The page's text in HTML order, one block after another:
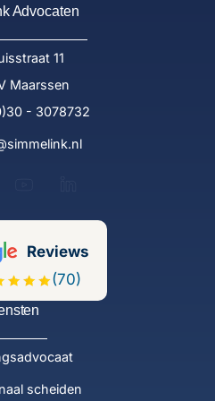
Advocaten
11
Maarssen
- 3078732
Reviews
(70)
scheiden